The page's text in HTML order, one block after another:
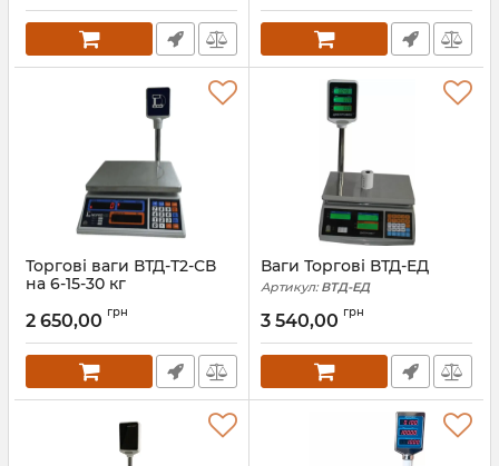
Торгові ваги ВТД-Т2-СВ
на 6-15-30 кг
2 650,00 грн
Ваги Торгові ВТД-ЕД
Артикул: ВТД-ЕД
3 540,00 грн